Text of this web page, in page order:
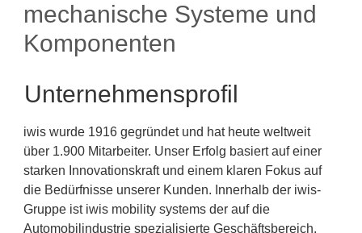
mechanische Systeme und
Komponenten
Unternehmensprofil
iwis wurde 1916 gegründet und hat heute weltweit
über 1.900 Mitarbeiter. Unser Erfolg basiert auf einer
starken Innovationskraft und einem klaren Fokus auf
die Bedürfnisse unserer Kunden. Innerhalb der iwis-
Gruppe ist iwis mobility systems der auf die
Automobilindustrie spezialisierte Geschäftsbereich.